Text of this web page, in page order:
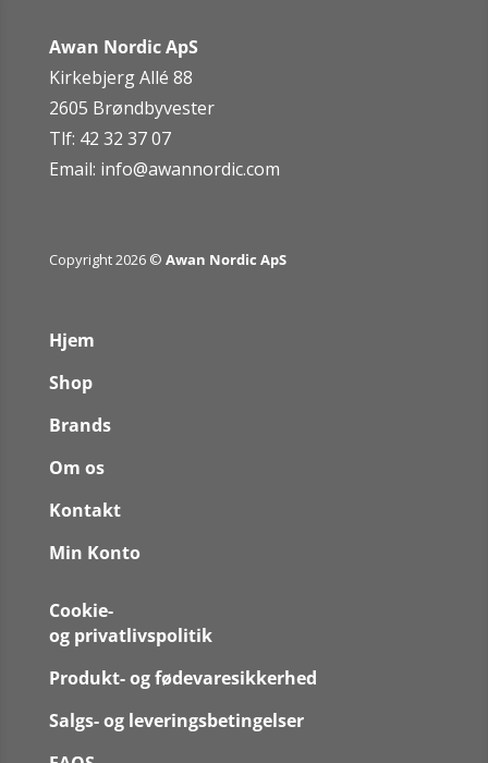
Awan Nordic ApS
Kirkebjerg Allé 88
2605 Brøndbyvester
Tlf: 42 32 37 07
Email: info@awannordic.com
Copyright 2026 © Awan Nordic ApS
Hjem
Shop
Brands
Om os
Kontakt
Min Konto
Cookie-
og privatlivspolitik
Produkt- og fødevaresikkerhed
Salgs- og leveringsbetingelser